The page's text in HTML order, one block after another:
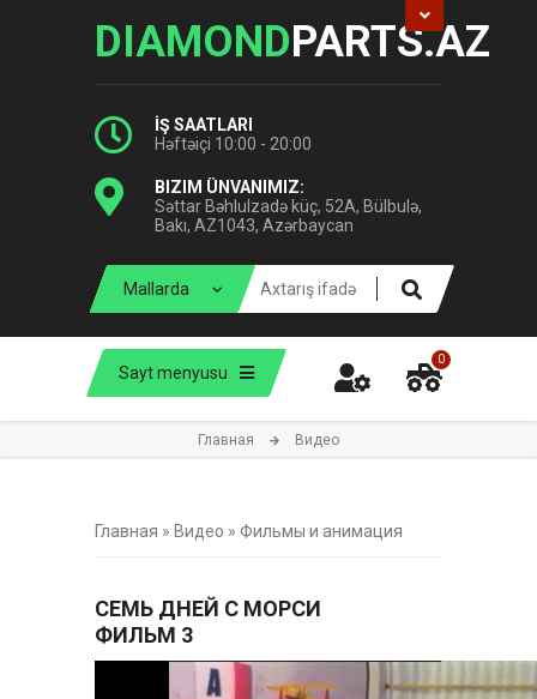
DIAMONDPARTS.AZ
İŞ SAATLARI
Həftəiçi 10:00 - 20:00
BIZIM ÜNVANIMIZ:
Səttar Bəhlulzadə küç, 52A, Bülbulə,
Bakı, AZ1043, Azərbaycan
Sayt menyusu
0
Главная Видео
Главная » Видео » Фильмы и анимация
СЕМЬ ДНЕЙ С МОРСИ
ФИЛЬМ 3